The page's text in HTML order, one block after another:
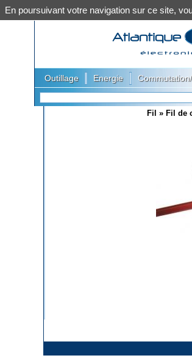
Outillage Energie
Fil » Fil de
En poursuivant votre navigation sur ce site,